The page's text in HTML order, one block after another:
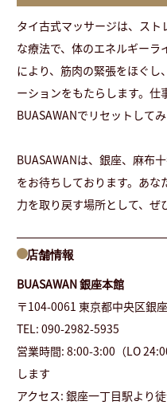
タイ古式マッサージは、ス
な療法で、体のエネルギーラ
により、筋肉の緊張をほぐ
ーションをもたらします。仕
BUASAWANでリセットして
BUASAWANは、銀座、麻布
をお待ちしております。あ
力を取り戻す場所として、ぜ
店舗情報
BUASAWAN 銀座本館
〒104-0061 東京都中央区銀
TEL: 090-2982-5935
営業時間: 8:00-3:00（LO
します
アクセス: 銀座一丁目駅より